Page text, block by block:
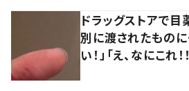
ドラッグストアで
別に渡されたもの
い！」「え、なにこれ！